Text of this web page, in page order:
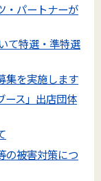
・パートナーが
て特選・準特選
集を実施します
ース」出店団体
の被害対策につ